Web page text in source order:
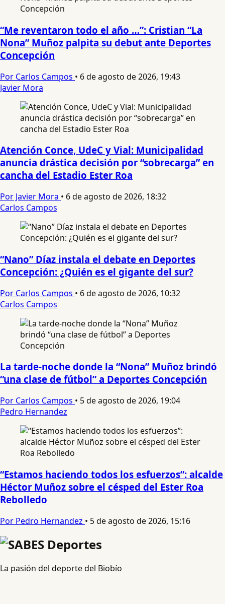
“Me reventaron todo el año …”: Cristian “La
Nona” Muñoz palpita su debut ante Deportes
Concepción
Por Carlos Campos • 6 de agosto de 2026, 19:43
Javier Mora
Atención Conce, UdeC y Vial: Municipalidad
anuncia drástica decisión por “sobrecarga” en
cancha del Estadio Ester Roa
Por Javier Mora • 6 de agosto de 2026, 18:32
Carlos Campos
“Nano” Díaz instala el debate en Deportes
Concepción: ¿Quién es el gigante del sur?
Por Carlos Campos • 6 de agosto de 2026, 10:32
Carlos Campos
La tarde-noche donde la “Nona” Muñoz brindó
“una clase de fútbol” a Deportes Concepción
Por Carlos Campos • 5 de agosto de 2026, 19:04
Pedro Hernandez
“Estamos haciendo todos los esfuerzos”: alcalde
Héctor Muñoz sobre el césped del Ester Roa
Rebolledo
Por Pedro Hernandez • 5 de agosto de 2026, 15:16
La pasión del deporte del Biobío